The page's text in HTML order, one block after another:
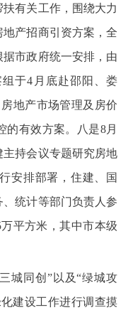
有关工作，围绕大力
产招商引资方案，全
市政府统一安排，由
于4月底赴邵阳、娄
地产市场管理及房价
的有效方案。八是8月
持会议专题研究房地
安排部署，住建、国
统计等部门负责人参
平方米，其中市本级
城同创”以及“绿城攻
建设工作进行调查摸